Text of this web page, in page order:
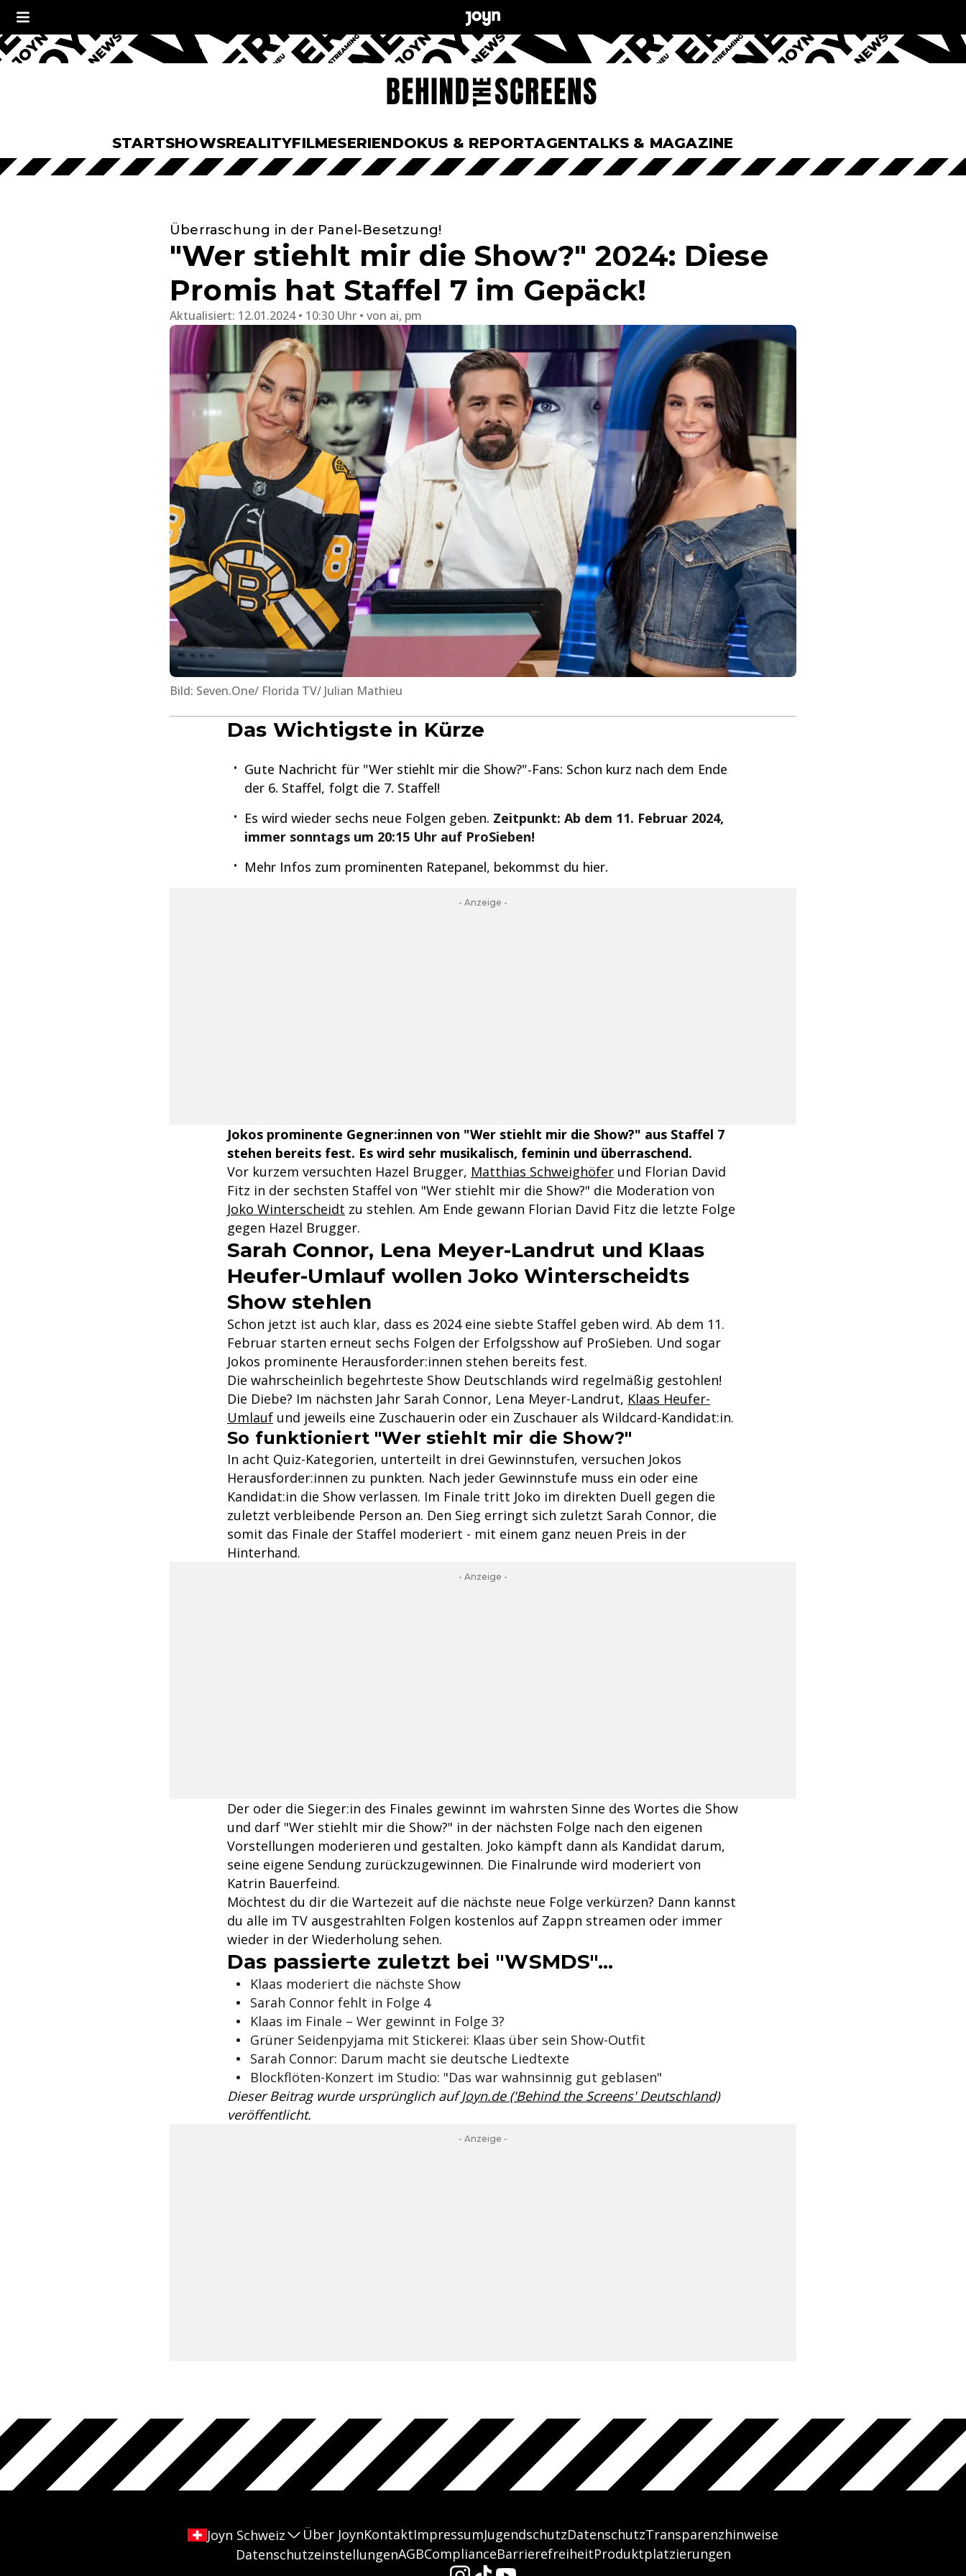
STARTSHOWSREALITYFILMESERIENDOKUS & REPORTAGENTALKS & MAGAZINE
Überraschung in der Panel-Besetzung!
"Wer stiehlt mir die Show?" 2024: Diese
Promis hat Staffel 7 im Gepäck!
Aktualisiert: 12.01.2024 • 10:30 Uhr von ai, pm
Bild: Seven.One/ Florida TV/ Julian Mathieu
Das Wichtigste in Kürze
Gute Nachricht für "Wer stiehlt mir die Show?"-Fans: Schon kurz nach dem Ende
der 6. Staffel, folgt die 7. Staffel!
Es wird wieder sechs neue Folgen geben. Zeitpunkt: Ab dem 11. Februar 2024,
immer sonntags um 20:15 Uhr auf ProSieben!
Mehr Infos zum prominenten Ratepanel, bekommst du hier.
- Anzeige -
Jokos prominente Gegner:innen von "Wer stiehlt mir die Show?" aus Staffel 7
stehen bereits fest. Es wird sehr musikalisch, feminin und überraschend.
Vor kurzem versuchten Hazel Brugger, Matthias Schweighöfer und Florian David
Fitz in der sechsten Staffel von "Wer stiehlt mir die Show?" die Moderation von
Joko Winterscheidt zu stehlen. Am Ende gewann Florian David Fitz die letzte Folge
gegen Hazel Brugger.
Sarah Connor, Lena Meyer-Landrut und Klaas
Heufer-Umlauf wollen Joko Winterscheidts
Show stehlen
Schon jetzt ist auch klar, dass es 2024 eine siebte Staffel geben wird. Ab dem 11.
Februar starten erneut sechs Folgen der Erfolgsshow auf ProSieben. Und sogar
Jokos prominente Herausforder:innen stehen bereits fest.
Die wahrscheinlich begehrteste Show Deutschlands wird regelmäßig gestohlen!
Die Diebe? Im nächsten Jahr Sarah Connor, Lena Meyer-Landrut, Klaas Heufer-
Umlauf und jeweils eine Zuschauerin oder ein Zuschauer als Wildcard-Kandidat:in.
So funktioniert "Wer stiehlt mir die Show?"
In acht Quiz-Kategorien, unterteilt in drei Gewinnstufen, versuchen Jokos
Herausforder:innen zu punkten. Nach jeder Gewinnstufe muss ein oder eine
Kandidat:in die Show verlassen. Im Finale tritt Joko im direkten Duell gegen die
zuletzt verbleibende Person an. Den Sieg erringt sich zuletzt Sarah Connor, die
somit das Finale der Staffel moderiert - mit einem ganz neuen Preis in der
Hinterhand.
- Anzeige -
Der oder die Sieger:in des Finales gewinnt im wahrsten Sinne des Wortes die Show
und darf "Wer stiehlt mir die Show?" in der nächsten Folge nach den eigenen
Vorstellungen moderieren und gestalten. Joko kämpft dann als Kandidat darum,
seine eigene Sendung zurückzugewinnen. Die Finalrunde wird moderiert von
Katrin Bauerfeind.
Möchtest du dir die Wartezeit auf die nächste neue Folge verkürzen? Dann kannst
du alle im TV ausgestrahlten Folgen kostenlos auf Zappn streamen oder immer
wieder in der Wiederholung sehen.
Das passierte zuletzt bei "WSMDS"...
Klaas moderiert die nächste Show
Sarah Connor fehlt in Folge 4
Klaas im Finale – Wer gewinnt in Folge 3?
Grüner Seidenpyjama mit Stickerei: Klaas über sein Show-Outfit
Sarah Connor: Darum macht sie deutsche Liedtexte
Blockflöten-Konzert im Studio: "Das war wahnsinnig gut geblasen"
Dieser Beitrag wurde ursprünglich aufJoyn.de ('Behind the Screens' Deutschland)
veröffentlicht.
- Anzeige -
Joyn Schweiz Über JoynKontaktImpressumJugendschutzDatenschutzTransparenzhinweise
DatenschutzeinstellungenAGBComplianceBarrierefreiheitProduktplatzierungen